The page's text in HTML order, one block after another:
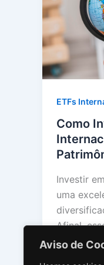
Aviso de
ETFs
Como
Investir
uma
Afinal,
[…]